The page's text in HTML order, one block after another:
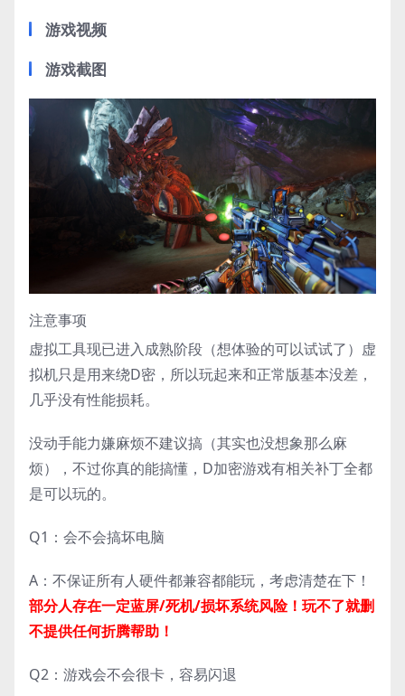
游戏视频
游戏截图
注意事项
虚拟工具现已进入成熟阶段（想体验的可以试试了）虚
拟机只是用来绕D密，所以玩起来和正常版基本没差，
几乎没有性能损耗。
没动手能力嫌麻烦不建议搞（其实也没想象那么麻
烦），不过你真的能搞懂，D加密游戏有相关补丁全都
是可以玩的。
Q1：会不会搞坏电脑
A：不保证所有人硬件都兼容都能玩，考虑清楚在下！
部分人存在一定蓝屏/死机/损坏系统风险！玩不了就删
不提供任何折腾帮助！
Q2：游戏会不会很卡，容易闪退